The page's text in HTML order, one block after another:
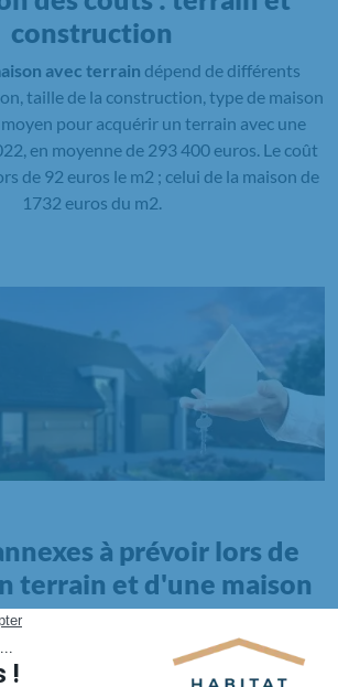
construction
avec terrain dépend de différents
taille de la construction, type de maison
pour acquérir un terrain avec une
en moyenne de 293 400 euros. Le coût
de 92 euros le m2 ; celui de la maison de
1732 euros du m2.
à prévoir lors de
terrain et d'une maison
à votre budget, les
l'achat du terrain et la construction, il
compte la viabilisation si elle n'est pas